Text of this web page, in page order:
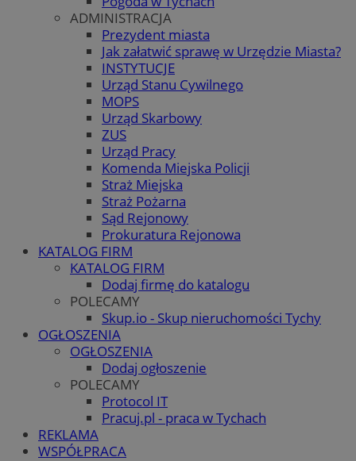
ADMINISTRACJA
Prezydent miasta
Jak załatwić sprawę w Urzędzie Miasta?
INSTYTUCJE
Urząd Stanu Cywilnego
MOPS
Urząd Skarbowy
ZUS
Urząd Pracy
Komenda Miejska Policji
Straż Miejska
Straż Pożarna
Sąd Rejonowy
Prokuratura Rejonowa
KATALOG FIRM
KATALOG FIRM
Dodaj firmę do katalogu
POLECAMY
Skup.io - Skup nieruchomości Tychy
OGŁOSZENIA
OGŁOSZENIA
Dodaj ogłoszenie
POLECAMY
Protocol IT
Pracuj.pl - praca w Tychach
REKLAMA
WSPÓŁPRACA